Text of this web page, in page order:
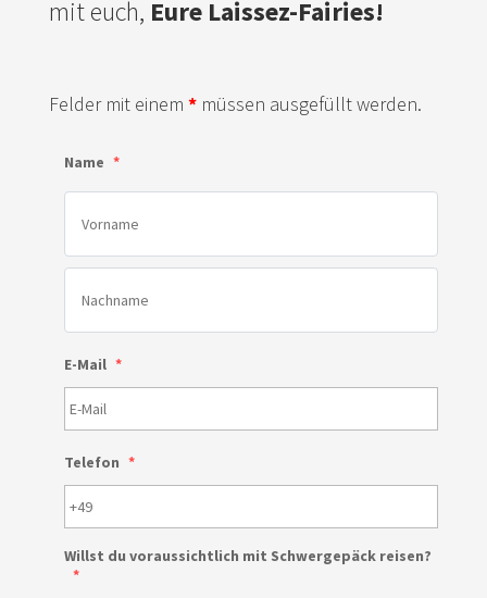
mit euch, Eure Laissez-Fairies!
Felder mit einem *müssen ausgefüllt werden.
Name *
E-Mail *
Telefon *
Willst du voraussichtlich mit Schwergepäck reisen?
*